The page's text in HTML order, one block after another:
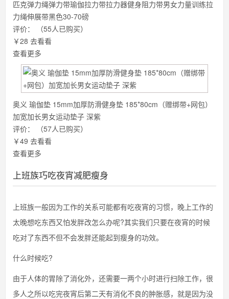
匹克弹力绳弹力带瑜伽拉力带拉力器健身阻力带男女力量训练拉
力绳伸展带黑色30-70磅
评价：
（55人已购买）
￥28 去看看
查看更多
奥义 瑜伽垫 15mm加厚防滑健身垫 185*80cm（赠绑带+网包）
加宽加长男女运动垫子 深紫
评价：
（57人已购买）
￥49 去看看
查看更多
上班族巧吃夜宵减肥瘦身
上班族一般因为工作的关系可能都有吃夜宵的习惯，晚上工作的
太晚想吃东西又怕发胖改怎么办呢?其实我们只要在夜宵的时候
吃对了东西不但不会发胖还能起到瘦身的功效。
什么时候吃?
由于人体的胃除了消化外，还需要一两个小时进行扫除工作，很
多人之所以吃完夜宵后第二天有消化不良的肿胀感，就是因为没